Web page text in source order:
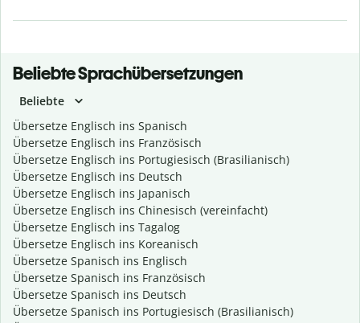
Beliebte Sprachübersetzungen
Beliebte
Übersetze Englisch ins Spanisch
Übersetze Englisch ins Französisch
Übersetze Englisch ins Portugiesisch (Brasilianisch)
Übersetze Englisch ins Deutsch
Übersetze Englisch ins Japanisch
Übersetze Englisch ins Chinesisch (vereinfacht)
Übersetze Englisch ins Tagalog
Übersetze Englisch ins Koreanisch
Übersetze Spanisch ins Englisch
Übersetze Spanisch ins Französisch
Übersetze Spanisch ins Deutsch
Übersetze Spanisch ins Portugiesisch (Brasilianisch)